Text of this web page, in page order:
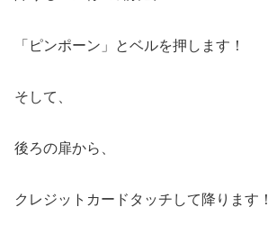
「ピンポーン」とベルを押します！
そして、
後ろの扉から、
クレジットカードタッチして降ります！